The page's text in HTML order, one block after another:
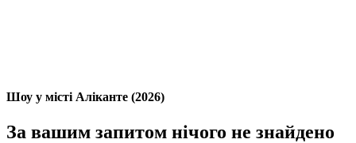
Шоу у місті Аліканте (2026)
За вашим запитом нічого не знайдено